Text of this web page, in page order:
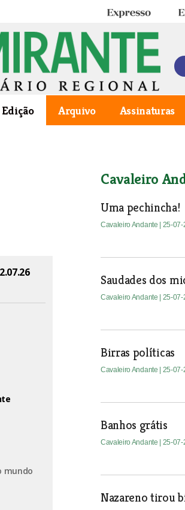
Expresso
Arquivo Assinaturas
mundo
Cavaleiro
Uma pechincha!
Cavaleiro Andante | 25-
Saudades dos
Cavaleiro Andante | 25-
Birras políticas
Cavaleiro Andante | 25-
Banhos grátis
Cavaleiro Andante | 25-
Nazareno tirou